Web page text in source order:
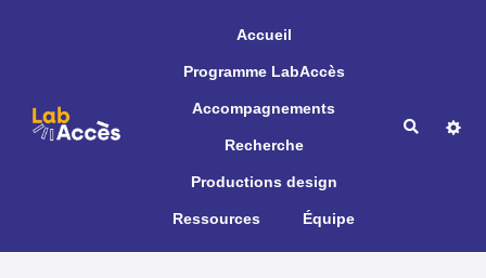
Accueil
Programme LabAccès
Accompagnements
Recherche
Productions design
Ressources Équipe